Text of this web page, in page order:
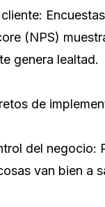
(NPS)
genera lealtad.
de
del negocio:
van bien a